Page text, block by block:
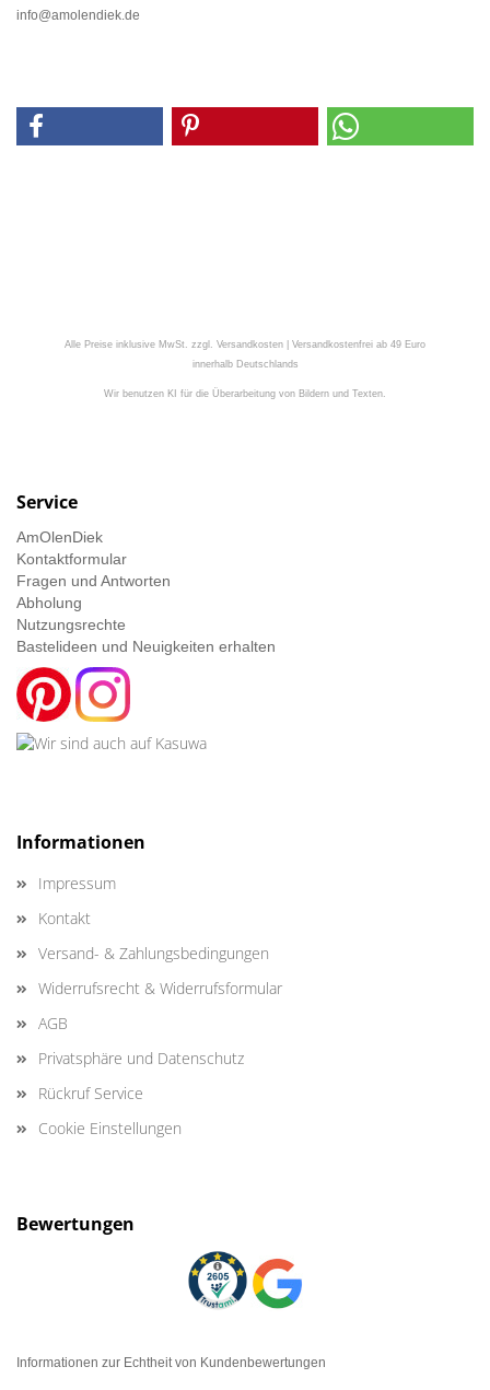
info@amolendiek.de
Alle Preise inklusive MwSt. zzgl. Versandkosten | Versandkostenfrei ab 49 Euro
innerhalb Deutschlands
Wir benutzen KI für die Überarbeitung von Bildern und Texten.
Service
AmOlenDiek
Kontaktformular
Fragen und Antworten
Abholung
Nutzungsrechte
Bastelideen und Neuigkeiten erhalten
Informationen
Impressum
Kontakt
Versand- & Zahlungsbedingungen
Widerrufsrecht & Widerrufsformular
AGB
Privatsphäre und Datenschutz
Rückruf Service
Cookie Einstellungen
Bewertungen
Informationen zur Echtheit von Kundenbewertungen